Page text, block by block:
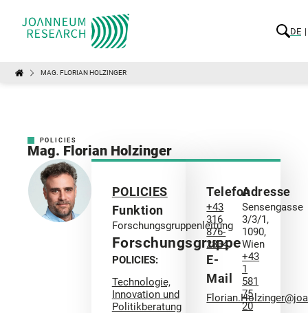
DE
MAG. FLORIAN HOLZINGER
POLICIES
Mag. Florian Holzinger
POLICIES
Funktion
Forschungsgruppenleitung
Forschungsgruppe
POLICIES:
Technologie,
Innovation und
Politikberatung
Telefon
+43
316
876-
2834
E-
Mail
Adresse
Sensengasse
3/3/1,
1090,
Wien
+43
1
581
75
20